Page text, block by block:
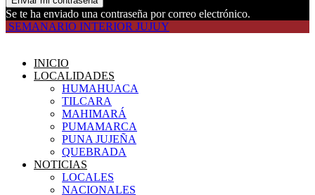
Se te ha enviado una contraseña por correo electrónico.
SEMANARIO INTERIOR JUJUY
INICIO
LOCALIDADES
HUMAHUACA
TILCARA
MAHIMARÁ
PUMAMARCA
PUNA JUJEÑA
QUEBRADA
NOTICIAS
LOCALES
NACIONALES